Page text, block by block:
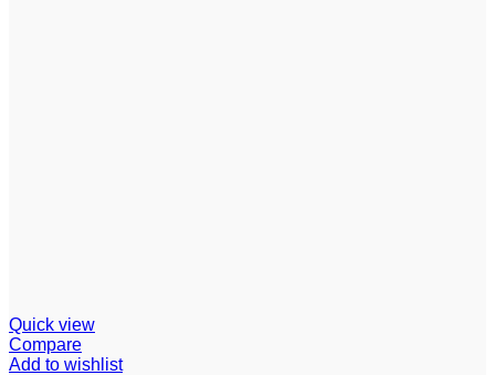
Quick view
Compare
Add to wishlist